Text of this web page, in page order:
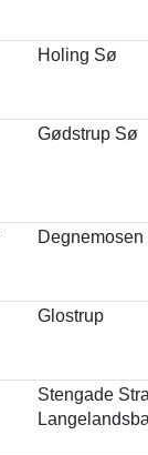
Holing Sø
Gødstrup Sø
Degnemosen
Glostrup
Stengade